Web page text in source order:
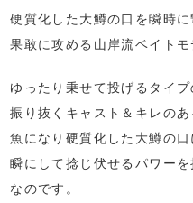
硬質化した大鱒の口を瞬時
果敢に攻める山岸流ベイトモ
ゆったり乗せて投げるタイ
振り抜くキャスト＆キレの
魚になり硬質化した大鱒の
瞬にして捻じ伏せるパワー
なのです。